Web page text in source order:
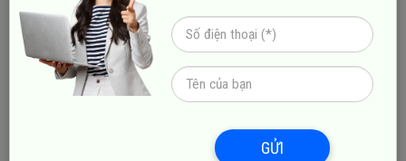
Thông qua những nội dung mà đội ngũ Phương Nam Vina
chia sẻ ở trên, hi vọng các bạn đã có thêm cho mình nhiều
cách đểcopy dữ liệu từ trang web không cho copy
Những phương pháp ở trên tuy đơn giản nhưng hứa hẹn
sẽ mang lại hiệu quả bất ngờ để bạn có thể áp dụng vào
trong quá trình học tập và làm việc của mình. Chúc các
GỬI